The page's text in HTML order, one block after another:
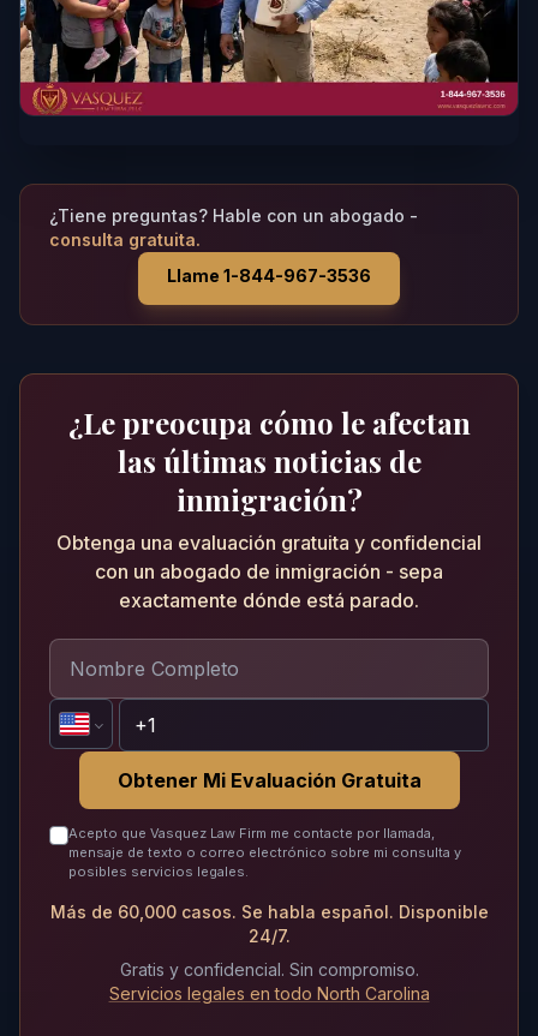
¿Tiene preguntas? Hable con un abogado -
consulta gratuita.
Llame 1-844-967-3536
¿Le preocupa cómo le afectan
las últimas noticias de
inmigración?
Obtenga una evaluación gratuita y confidencial
con un abogado de inmigración - sepa
exactamente dónde está parado.
Obtener Mi Evaluación Gratuita
Acepto que Vasquez Law Firm me contacte por llamada,
mensaje de texto o correo electrónico sobre mi consulta y
posibles servicios legales.
Más de 60,000 casos. Se habla español. Disponible
24/7.
Gratis y confidencial. Sin compromiso.
Servicios legales en todo North Carolina